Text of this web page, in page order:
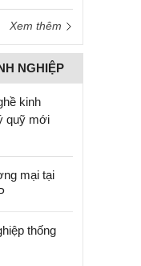
Xem thêm
NGHIỆP
kinh
quỹ mới
mại tại
thống